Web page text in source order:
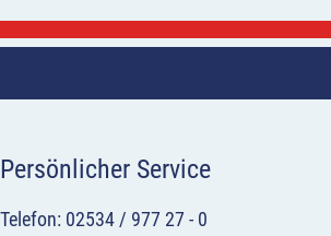
Persönlicher Service
Telefon: 02534 / 977 27 - 0